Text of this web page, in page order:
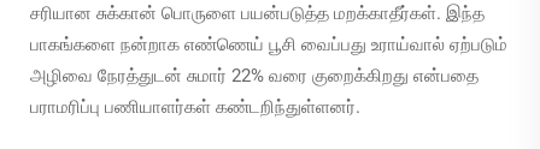
சரியான சுக்கான் பொருளை பயன்படுத்த மறக்காதீர்கள். இந்த
பாகங்களை நன்றாக எண்ணெய் பூசி வைப்பது உராய்வால் ஏற்படும்
அழிவை நேரத்துடன் சுமார் 22% வரை குறைக்கிறது என்பதை
பராமரிப்பு பணியாளர்கள் கண்டறிந்துள்ளனர்.